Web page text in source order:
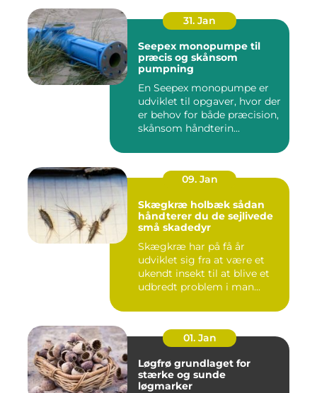
31. Jan
Seepex monopumpe til
præcis og skånsom
pumpning
En Seepex monopumpe er
udviklet til opgaver, hvor der
er behov for både præcision,
skånsom håndterin...
09. Jan
Skægkræ holbæk sådan
håndterer du de sejlivede
små skadedyr
Skægkræ har på få år
udviklet sig fra at være et
ukendt insekt til at blive et
udbredt problem i man...
01. Jan
Løgfrø grundlaget for
stærke og sunde
løgmarker